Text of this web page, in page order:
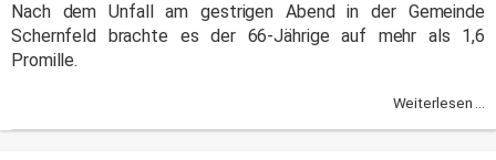
Nach dem Unfall am gestrigen Abend in der Gemeinde
Schernfeld brachte es der 66-Jährige auf mehr als 1,6
Promille.
Weiterlesen ...